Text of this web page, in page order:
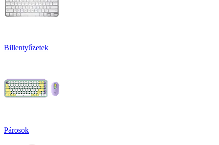
Billentyűzetek
Párosok